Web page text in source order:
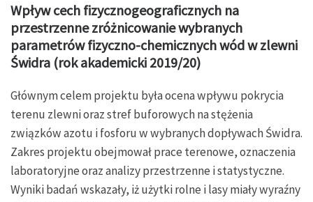
Wpływ cech fizycznogeograficznych na
przestrzenne zróżnicowanie wybranych
parametrów fizyczno-chemicznych wód w zlewni
Świdra (rok akademicki 2019/20)
Głównym celem projektu była ocena wpływu pokrycia
terenu zlewni oraz stref buforowych na stężenia
związków azotu i fosforu w wybranych dopływach Świdra.
Zakres projektu obejmował prace terenowe, oznaczenia
laboratoryjne oraz analizy przestrzenne i statystyczne.
Wyniki badań wskazały, iż użytki rolne i lasy miały wyraźny